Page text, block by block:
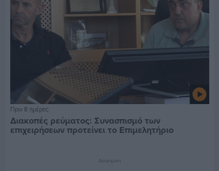
Πριν 8 ημέρες
Διακοπές ρεύματος: Συνασπισμό των
επιχειρήσεων προτείνει το Επιμελητήριο
Διαφήμιση